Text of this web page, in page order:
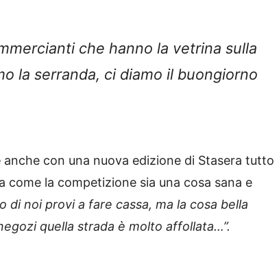
che hanno la vetrina sulla
la serranda, ci diamo il buongiorno
con una nuova edizione di Stasera tutto
la competizione sia una cosa sana e
di noi provi a fare cassa, ma la cosa bella
quella strada è molto affollata…”.